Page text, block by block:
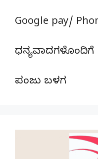
Google pay/
ಧನ್ಯವಾದಗಳೊಂದಿಗೆ
ಪಂಜು ಬಳಗ